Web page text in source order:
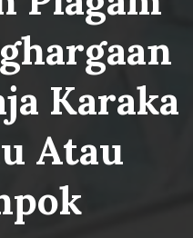
Karaka
Atau